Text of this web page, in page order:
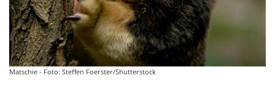
Matschie - Foto: Steffen Foerster/Shutterstock